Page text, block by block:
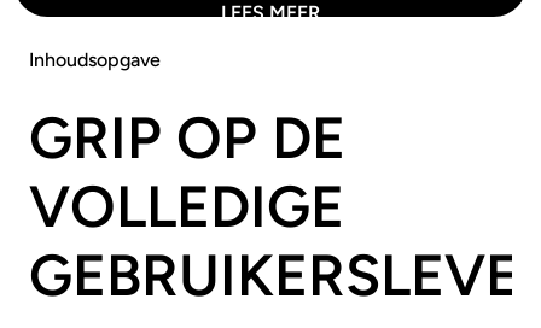
LEES MEER
Inhoudsopgave
GRIP OP DE
VOLLEDIGE